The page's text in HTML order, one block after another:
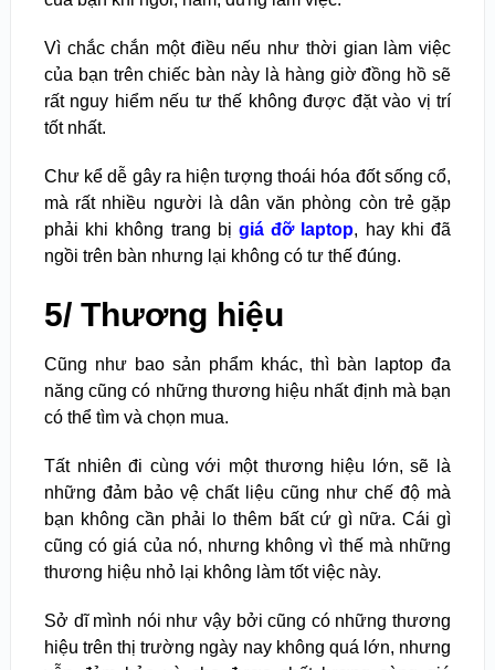
Vì chắc chắn một điều nếu như thời gian làm việc
của bạn trên chiếc bàn này là hàng giờ đồng hồ sẽ
rất nguy hiểm nếu tư thế không được đặt vào vị trí
tốt nhất.
Chư kể dễ gây ra hiện tượng thoái hóa đốt sống cổ,
mà rất nhiều người là dân văn phòng còn trẻ gặp
phải khi không trang bị giá đỡ laptop, hay khi đã
ngồi trên bàn nhưng lại không có tư thế đúng.
5/ Thương hiệu
Cũng như bao sản phẩm khác, thì bàn laptop đa
năng cũng có những thương hiệu nhất định mà bạn
có thể tìm và chọn mua.
Tất nhiên đi cùng với một thương hiệu lớn, sẽ là
những đảm bảo vệ chất liệu cũng như chế độ mà
bạn không cần phải lo thêm bất cứ gì nữa. Cái gì
cũng có giá của nó, nhưng không vì thế mà những
thương hiệu nhỏ lại không làm tốt việc này.
Sở dĩ mình nói như vậy bởi cũng có những thương
hiệu trên thị trường ngày nay không quá lớn, nhưng